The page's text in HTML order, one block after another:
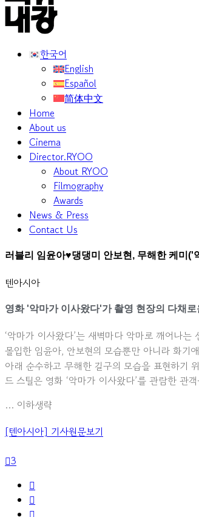
한국어
English
Español
简体中文
Home
About us
Cinema
Director.RYOO
About RYOO
Filmography
Awards
News & Press
Contact Us
러블리 임윤아♥댕댕미 안보현, 무해한 케미('
텐아시아
영화 '악마가 이사왔다'가 촬영 현장의 다채
‘악마가 이사왔다’는 새벽마다 악마로 깨어나
몰입한 임윤아, 안보현의 모습뿐만 아니라 화기
아래 순수하고 무해한 길구의 모습을 표현하기
드 스틸은 영화 ‘악마가 이사왔다’를 관람한 관
… 이하생략
[텐아시아] 기사원문보기
3